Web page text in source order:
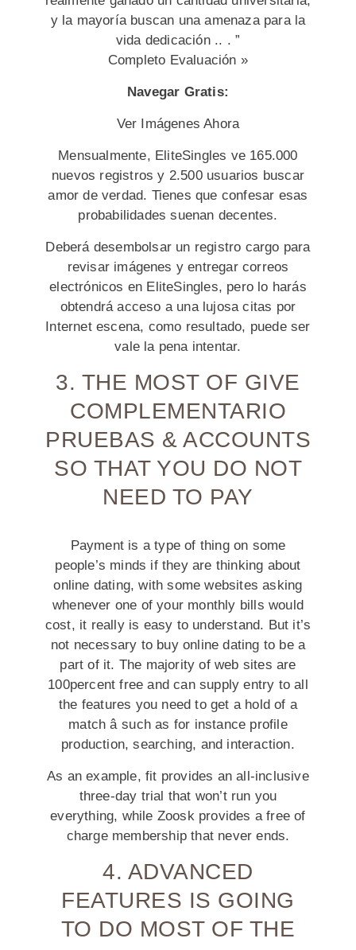
y la mayoría buscan una amenaza para la
vida ​​dedicación .. . ”
Completo Evaluación »
Navegar Gratis:
Ver Imágenes Ahora
Mensualmente, EliteSingles ve 165.000
nuevos registros y 2.500 usuarios buscar
amor de verdad. Tienes que confesar esas
probabilidades suenan decentes.
Deberá desembolsar un registro cargo para
revisar imágenes y entregar correos
electrónicos en EliteSingles, pero lo harás
obtendrá acceso a una lujosa citas por
Internet escena, como resultado, puede ser
vale la pena intentar.
3. THE MOST OF GIVE
COMPLEMENTARIO
PRUEBAS & ACCOUNTS
SO THAT YOU DO NOT
NEED TO PAY
Payment is a type of thing on some
people’s minds if they are thinking about
online dating, with some websites asking
whenever one of your monthly bills would
cost, it really is easy to understand. But it’s
not necessary to buy online dating to be a
part of it. The majority of web sites are
100percent free and can supply entry to all
the features you need to get a hold of a
match â such as for instance profile
production, searching, and interaction.
As an example, fit provides an all-inclusive
three-day trial that won’t run you
everything, while Zoosk provides a free of
charge membership that never ends.
4. ADVANCED
FEATURES IS GOING
TO DO MOST OF THE